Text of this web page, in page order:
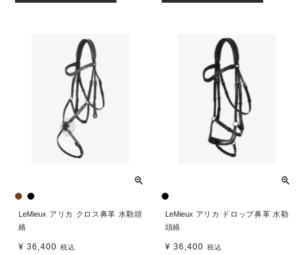
LeMieux アリカ クロス鼻革 水勒頭
絡
¥ 36,400 税込
LeMieux アリカ ドロップ鼻革 水勒
頭絡
¥ 36,400 税込